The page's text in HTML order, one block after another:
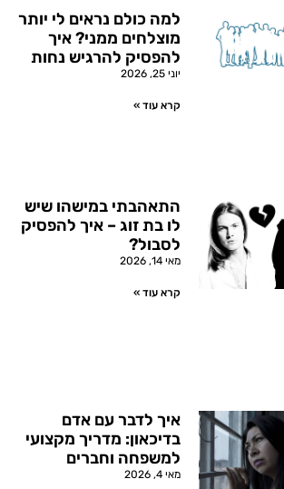
למה כולם נראים לי יותר
מוצלחים ממני? איך
להפסיק להרגיש נחות
יוני 25, 2026
קרא עוד »
התאהבתי במישהו שיש
לו בת זוג – איך להפסיק
לסבול?
מאי 14, 2026
קרא עוד »
איך לדבר עם אדם
בדיכאון: מדריך מקצועי
למשפחה וחברים
מאי 4, 2026